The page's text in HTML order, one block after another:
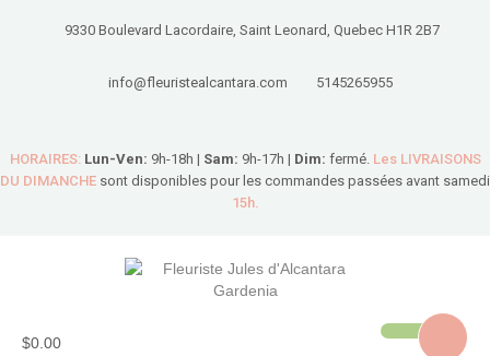
9330 Boulevard Lacordaire, Saint Leonard, Quebec H1R 2B7
info@fleuristealcantara.com 5145265955
HORAIRES: Lun-Ven: 9h-18h | Sam: 9h-17h | Dim: fermé. Les LIVRAISONS
DU DIMANCHE sont disponibles pour les commandes passées avant samedi
15h.
$0.00